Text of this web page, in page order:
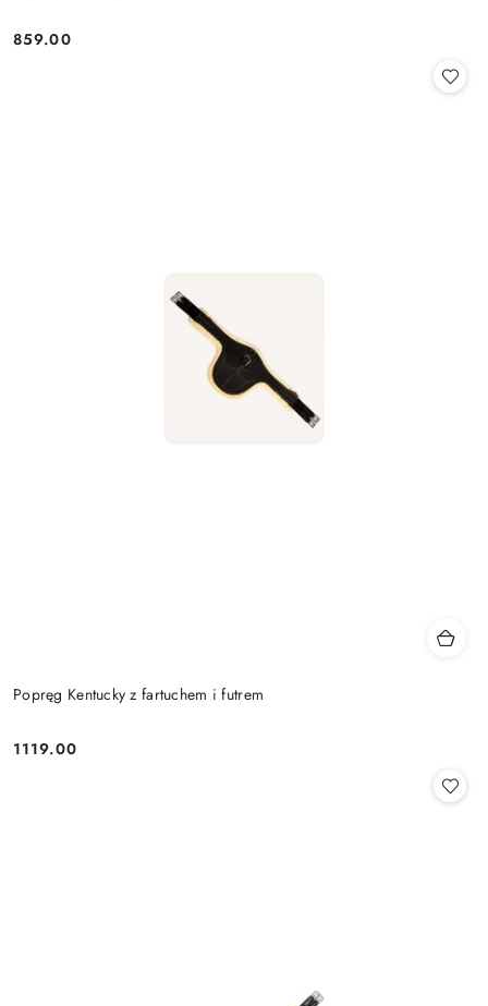
Cena:
859.00
Popręg Kentucky z fartuchem i futrem
Cena:
1119.00